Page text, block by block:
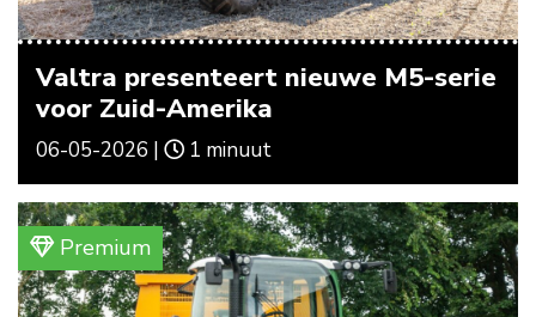
Valtra presenteert nieuwe M5-serie
voor Zuid-Amerika
06-05-2026 | 1 minuut
Premium